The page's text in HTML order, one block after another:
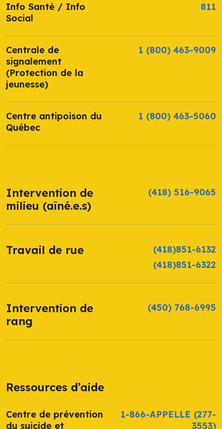
Info Santé / Info
Social
811
Centrale de
signalement
(Protection de la
jeunesse)
1 (800) 463-9009
Centre antipoison du
Québec
1 (800) 463-5060
Intervention de
milieu (aîné.e.s)
(418) 516-9065
Travail de rue
(418)851-6132
(418)851-6322
Intervention de
rang
(450) 768-6995
Ressources d’aide
Centre de prévention
du suicide et
1-866-APPELLE (277-
3553)